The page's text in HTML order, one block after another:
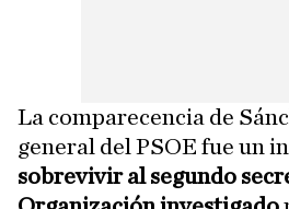
La comparecencia de
general del PSOE fue un
sobrevivir al segundo